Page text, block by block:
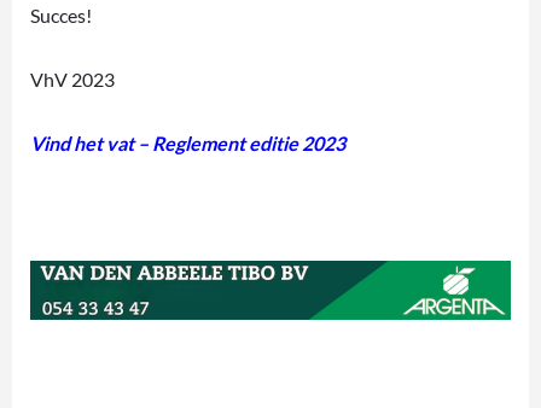
Succes!
VhV 2023
Vind het vat – Reglement editie 2023